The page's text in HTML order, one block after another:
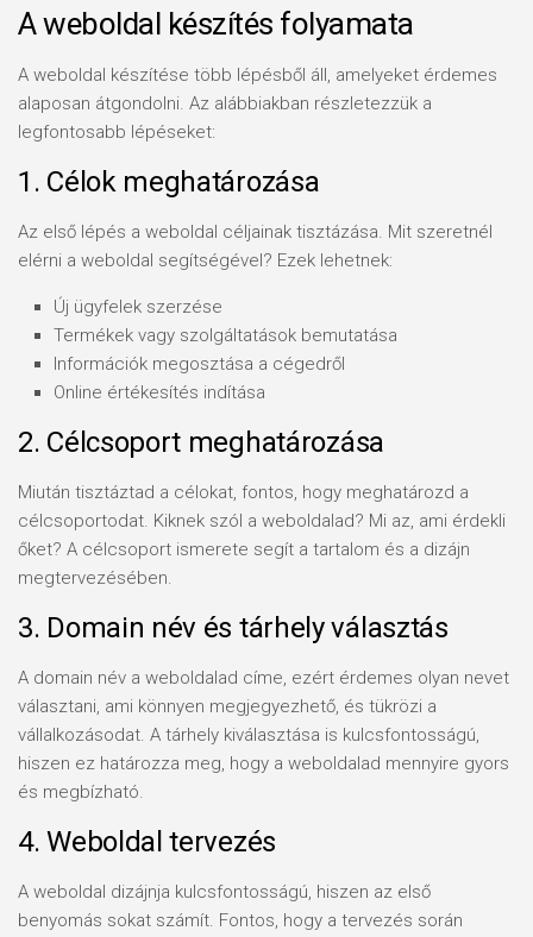
A weboldal készítés folyamata
A weboldal készítése több lépésből áll, amelyeket érdemes
alaposan átgondolni. Az alábbiakban részletezzük a
legfontosabb lépéseket:
1. Célok meghatározása
Az első lépés a weboldal céljainak tisztázása. Mit szeretnél
elérni a weboldal segítségével? Ezek lehetnek:
Új ügyfelek szerzése
Termékek vagy szolgáltatások bemutatása
Információk megosztása a cégedről
Online értékesítés indítása
2. Célcsoport meghatározása
Miután tisztáztad a célokat, fontos, hogy meghatározd a
célcsoportodat. Kiknek szól a weboldalad? Mi az, ami érdekli
őket? A célcsoport ismerete segít a tartalom és a dizájn
megtervezésében.
3. Domain név és tárhely választás
A domain név a weboldalad címe, ezért érdemes olyan nevet
választani, ami könnyen megjegyezhető, és tükrözi a
vállalkozásodat. A tárhely kiválasztása is kulcsfontosságú,
hiszen ez határozza meg, hogy a weboldalad mennyire gyors
és megbízható.
4. Weboldal tervezés
A weboldal dizájnja kulcsfontosságú, hiszen az első
benyomás sokat számít. Fontos, hogy a tervezés során